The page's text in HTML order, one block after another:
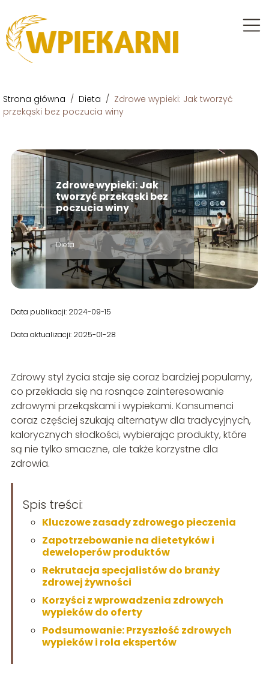
Strona główna / Dieta / Zdrowe wypieki: Jak tworzyć
przekąski bez poczucia winy
Zdrowe wypieki: Jak
tworzyć przekąski bez
poczucia winy
Dieta
Data publikacji: 2024-09-15
Data aktualizacji: 2025-01-28
Zdrowy styl życia staje się coraz bardziej popularny,
co przekłada się na rosnące zainteresowanie
zdrowymi przekąskami i wypiekami. Konsumenci
coraz częściej szukają alternatyw dla tradycyjnych,
kalorycznych słodkości, wybierając produkty, które
są nie tylko smaczne, ale także korzystne dla
zdrowia.
Spis treści:
Kluczowe zasady zdrowego pieczenia
Zapotrzebowanie na dietetyków i
deweloperów produktów
Rekrutacja specjalistów do branży
zdrowej żywności
Korzyści z wprowadzenia zdrowych
wypieków do oferty
Podsumowanie: Przyszłość zdrowych
wypieków i rola ekspertów